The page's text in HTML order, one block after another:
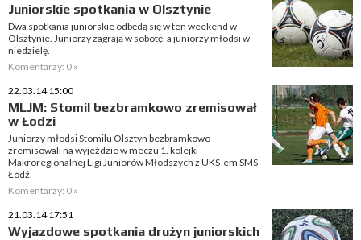
Juniorskie spotkania w Olsztynie
Dwa spotkania juniorskie odbędą się w ten weekend w
Olsztynie. Juniorzy zagrają w sobotę, a juniorzy młodsi w
niedzielę.
Komentarzy: 0 »
22.03.14 15:00
MLJM: Stomil bezbramkowo zremisował
w Łodzi
Juniorzy młodsi Stomilu Olsztyn bezbramkowo
zremisowali na wyjeździe w meczu 1. kolejki
Makroregionalnej Ligi Juniorów Młodszych z UKS-em SMS
Łódź.
Komentarzy: 0 »
21.03.14 17:51
Wyjazdowe spotkania drużyn juniorskich